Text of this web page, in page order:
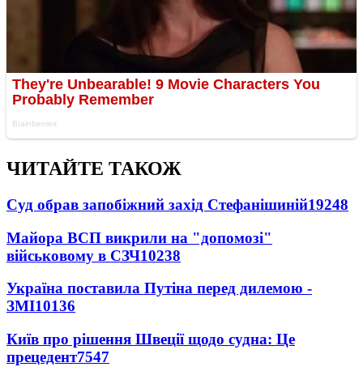
ЧИТАЙТЕ ТАКОЖ
Суд обрав запобіжний захід Стефанішиній19248
Майора ВСП викрили на "допомозі"
військовому в СЗЧ10238
Україна поставила Путіна перед дилемою -
ЗМІ10136
Київ про рішення Швеції щодо судна: Це
прецедент7547